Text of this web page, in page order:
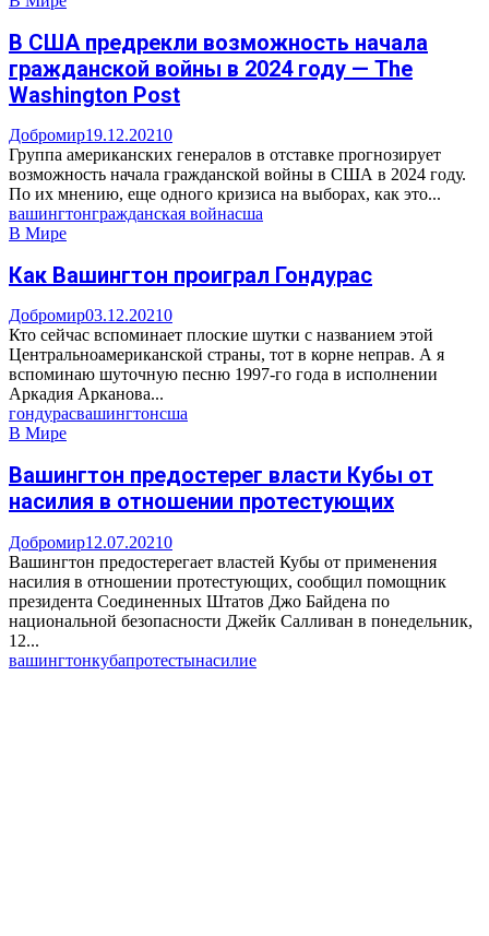
В США предрекли возможность начала
гражданской войны в 2024 году — The
Washington Post
Добромир19.12.20210
Группа американских генералов в отставке прогнозирует
возможность начала гражданской войны в США в 2024 году.
По их мнению, еще одного кризиса на выборах, как это...
вашингтонгражданская войнасша
В Мире
Как Вашингтон проиграл Гондурас
Добромир03.12.20210
Кто сейчас вспоминает плоские шутки с названием этой
Центральноамериканской страны, тот в корне неправ. А я
вспоминаю шуточную песню 1997-го года в исполнении
Аркадия Арканова...
гондурасвашингтонсша
В Мире
Вашингтон предостерег власти Кубы от
насилия в отношении протестующих
Добромир12.07.20210
Вашингтон предостерегает властей Кубы от применения
насилия в отношении протестующих, сообщил помощник
президента Соединенных Штатов Джо Байдена по
национальной безопасности Джейк Салливан в понедельник,
12...
вашингтонкубапротестынасилие